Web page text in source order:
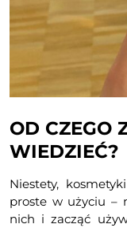
OD CZEGO
WIEDZIEĆ?
Niestety,
proste w użyciu –
nich i zacząć